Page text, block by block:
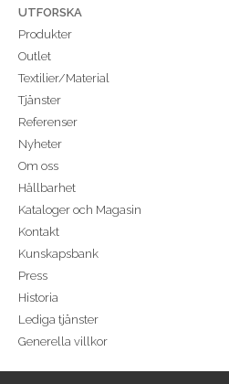
UTFORSKA
Produkter
Outlet
Textilier/Material
Tjänster
Referenser
Nyheter
Om oss
Hållbarhet
Kataloger och Magasin
Kontakt
Kunskapsbank
Press
Historia
Lediga tjänster
Generella villkor